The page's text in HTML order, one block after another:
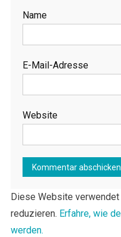
Name
E-Mail-Adresse
Website
Diese Website
reduzieren. Erfahre, wie
werden.